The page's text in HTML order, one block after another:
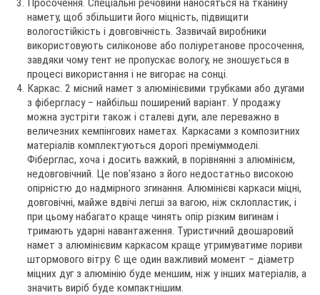
Просочення. Спеціальні речовини наносяться на тканину
намету, щоб збільшити його міцність, підвищити
вологостійкість і довговічність. Зазвичай виробники
використовують силіконове або поліуретанове просочення,
завдяки чому тент не пропускає вологу, не зношується в
процесі використання і не вигорає на сонці.
Каркас. 2 місний намет з алюмінієвими трубками або дугами
з фібергласу – найбільш поширений варіант. У продажу
можна зустріти також і сталеві дуги, але переважно в
величезних кемпінгових наметах. Каркасами з композитних
матеріалів комплектуються дорогі преміуммоделі.
Фіберглас, хоча і досить важкий, в порівнянні з алюмінієм,
недовговічний. Це пов'язано з його недостатньо високою
опірністю до надмірного згинання. Алюмінієві каркаси міцні,
довговічні, майже вдвічі легші за вагою, ніж склопластик, і
при цьому набагато краще чинять опір різким вигинам і
тримають ударні навантаження. Туристичний двошаровий
намет з алюмінієвим каркасом краще утримуватиме пориви
штормового вітру. Є ще один важливий момент – діаметр
міцних дуг з алюмінію буде меншим, ніж у інших матеріалів, а
значить виріб буде компактнішим.